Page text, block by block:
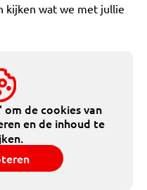
kijken wat we met jullie
de cookies van
en de inhoud te